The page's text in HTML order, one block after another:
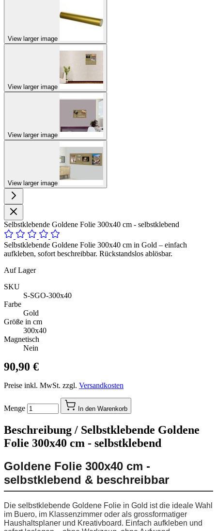
View larger image
View larger image
View larger image
View larger image
Selbstklebende Goldene Folie 300x40 cm - selbstklebend
Selbstklebende Goldene Folie 300x40 cm in Gold – einfach
aufkleben, sofort beschreibbar. Rückstandslos ablösbar.
Auf Lager
SKU
S-SGO-300x40
Farbe
Gold
Größe in cm
300x40
Magnetisch
Nein
90,90 €
Preise inkl. MwSt. zzgl. Versandkosten
Menge In den Warenkorb
Beschreibung / Selbstklebende Goldene
Folie 300x40 cm - selbstklebend
Goldene Folie 300x40 cm -
selbstklebend & beschreibbar
Die selbstklebende Goldene Folie in Gold ist die ideale Wahl
im Buero, im Klassenzimmer oder als grossformatiger
Haushaltsplaner und Kreativboard. Einfach aufkleben und